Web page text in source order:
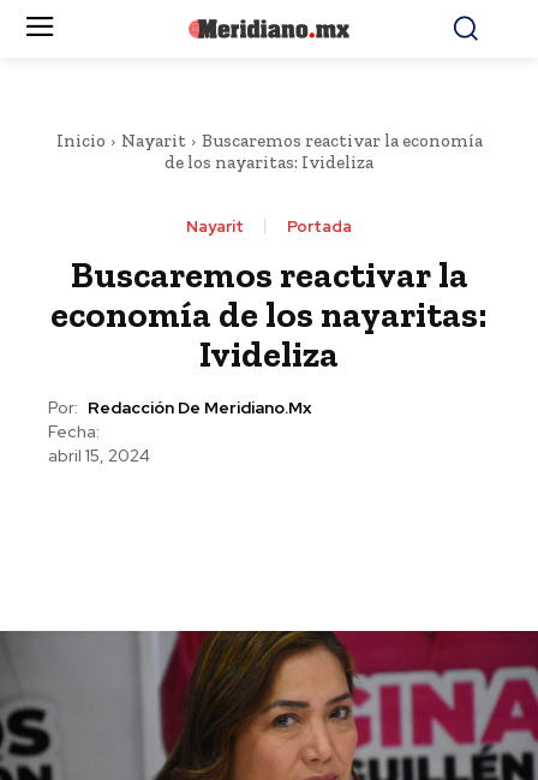
Inicio Nayarit
Buscaremos reactivar la economía
de los nayaritas: Ivideliza
Nayarit Portada
Buscaremos reactivar la
economía de los nayaritas:
Ivideliza
Por: Redacción De Meridiano.mx
Fecha:
abril 15, 2024